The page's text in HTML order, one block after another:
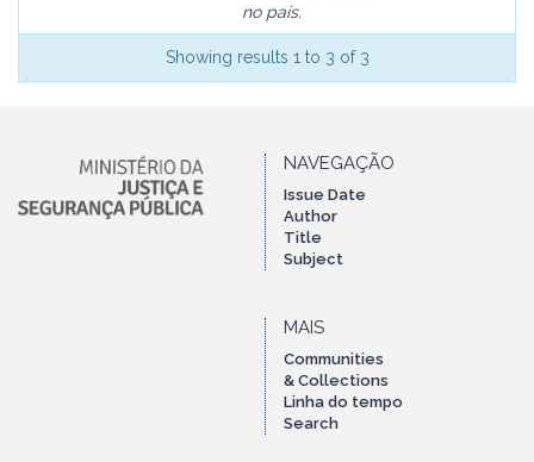
no país.
Showing results 1 to 3 of 3
NAVEGAÇÃO
Issue Date
Author
Title
Subject
MAIS
Communities
& Collections
Linha do tempo
Search